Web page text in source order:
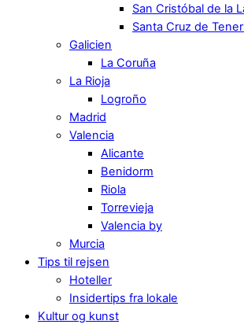
San Cristóbal de la
Santa Cruz de
Galicien
La Coruña
La Rioja
Logroño
Madrid
Valencia
Alicante
Benidorm
Riola
Torrevieja
Valencia by
Murcia
Tips til rejsen
Hoteller
Insidertips fra lokale
Kultur og kunst